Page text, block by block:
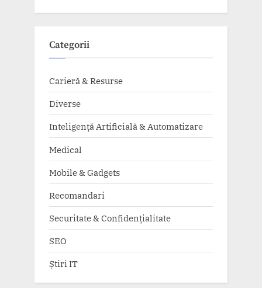
Categorii
Carieră & Resurse
Diverse
Inteligență Artificială & Automatizare
Medical
Mobile & Gadgets
Recomandari
Securitate & Confidențialitate
SEO
Știri IT